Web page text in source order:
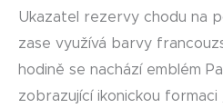
Ukazatel rezervy chodu na
zase využívá barvy
hodině se nachází emblém
zobrazující ikonickou formaci